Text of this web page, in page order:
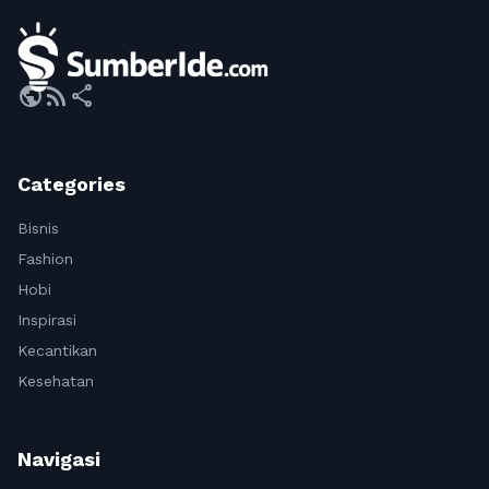
publicrss_feed share
Categories
Bisnis
Fashion
Hobi
Inspirasi
Kecantikan
Kesehatan
Navigasi